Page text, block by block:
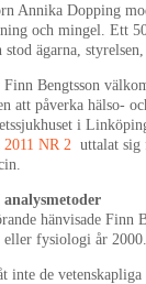
Annika Dopping
och mingel. Ett
stod ägarna,
Finn Bengtsson
att påverka hälso-
i
NR 2 uttalat sig
hänvisade Finn
fysiologi år 2000.
inte de